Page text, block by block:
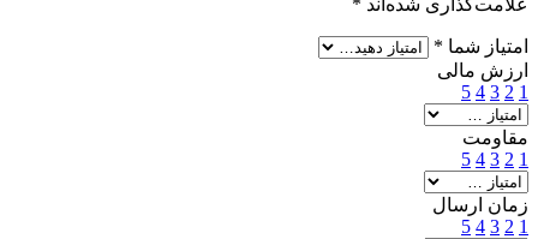
علامت‌گذاری شده‌اند *
امتیاز شما *
ارزش مالی
1
2
3
4
5
مقاومت
1
2
3
4
5
زمان ارسال
1
2
3
4
5